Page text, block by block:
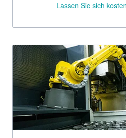
Lassen Sie sich